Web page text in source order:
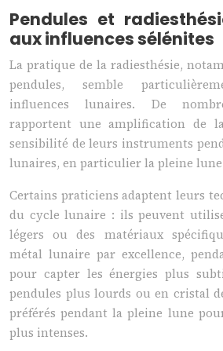
Pendules et
aux influences sélénites
La pratique de la radiesthésie,
pendules, semble
influences lunaires. De
rapportent une amplification de
sensibilité de leurs instruments
lunaires, en particulier la pleine
Certains praticiens adaptent leurs
du cycle lunaire : ils peuvent
légers ou des matériaux
métal lunaire par excellence,
pour capter les énergies plus
pendules plus lourds ou en cristal
préférés pendant la pleine lune
plus intenses.